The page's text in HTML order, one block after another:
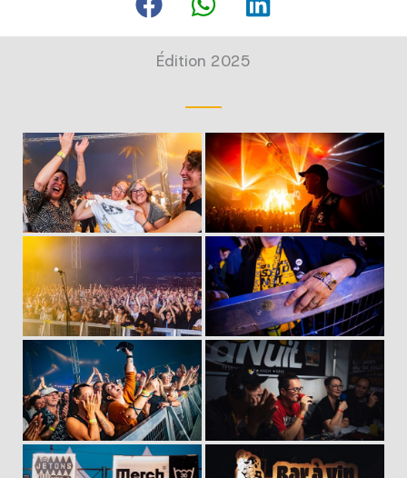
Édition 2025